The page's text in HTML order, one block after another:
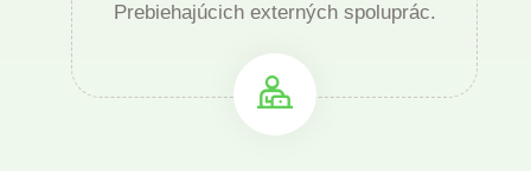
Prebiehajúcich externých spoluprác.